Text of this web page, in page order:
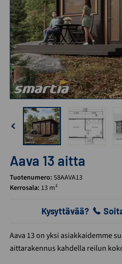
Aava 13 aitta
Tuotenumero: 58AAVA13
Kerrosala: 13 m²
Kysyttävää?
Aava 13 on yksi asiakkaidemme
aittarakennus kahdella reilun